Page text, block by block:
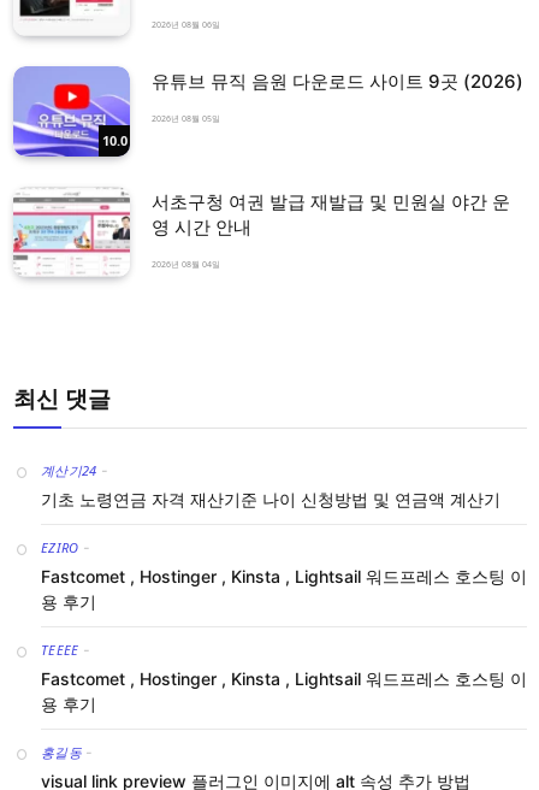
2026년 08월 06일
10.0
유튜브 뮤직 음원 다운로드 사이트 9곳 (2026)
2026년 08월 05일
서초구청 여권 발급 재발급 및 민원실 야간 운
영 시간 안내
2026년 08월 04일
최신 댓글
계산기24 -
기초 노령연금 자격 재산기준 나이 신청방법 및 연금액 계산기
EZIRO -
Fastcomet , Hostinger , Kinsta , Lightsail 워드프레스 호스팅 이
용 후기
TEEEE -
Fastcomet , Hostinger , Kinsta , Lightsail 워드프레스 호스팅 이
용 후기
홍길동 -
visual link preview 플러그인 이미지에 alt 속성 추가 방법